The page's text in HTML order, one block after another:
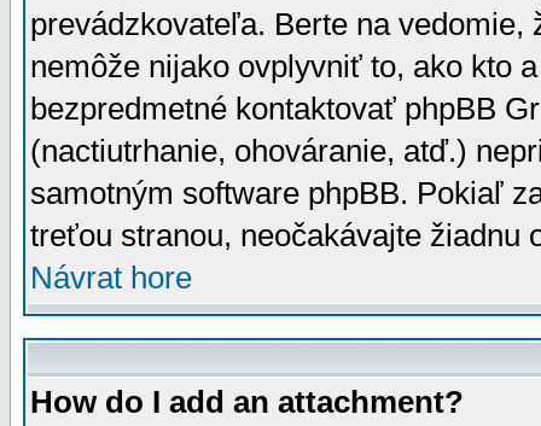
prevádzkovateľa. Berte na vedomie,
nemôže nijako ovplyvniť to, ako kto
bezpredmetné kontaktovať phpBB
(nactiutrhanie, ohováranie, atď.)
samotným software phpBB. Pokiaľ
treťou stranou, neočakávajte žiadnu
Návrat hore
How do I add an attachment?